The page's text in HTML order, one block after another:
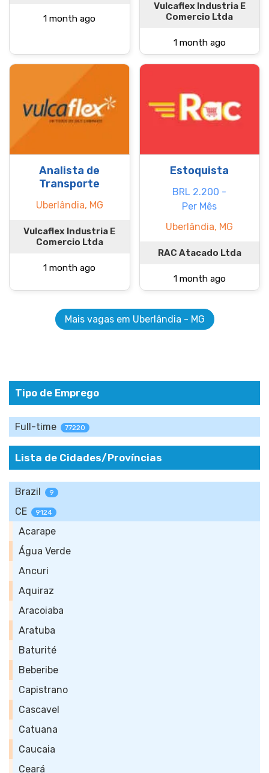
1 month ago
Vulcaflex Industria E
Comercio Ltda
1 month ago
Analista de
Transporte
Uberlândia, MG
Vulcaflex Industria E
Comercio Ltda
1 month ago
Estoquista
BRL 2.200 -
Per Mês
Uberlândia, MG
RAC Atacado Ltda
1 month ago
Mais vagas em Uberlândia - MG
Tipo de Emprego
Full-time 77220
Lista de Cidades/Províncias
Brazil 9
CE 9124
Acarape
Água Verde
Ancuri
Aquiraz
Aracoiaba
Aratuba
Baturité
Beberibe
Capistrano
Cascavel
Catuana
Caucaia
Ceará